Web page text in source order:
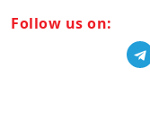
Follow us on: